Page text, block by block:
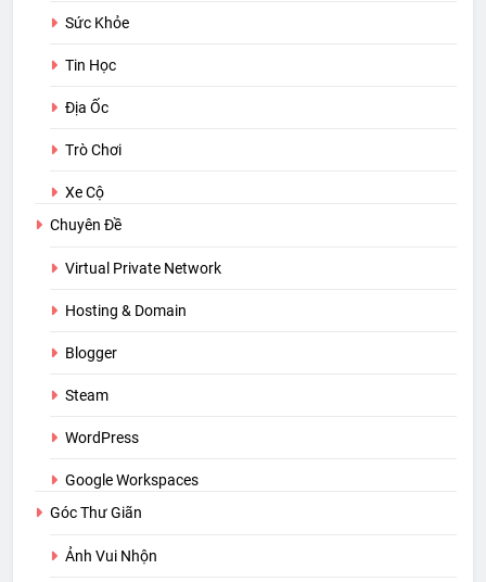
Sức Khỏe
Tin Học
Địa Ốc
Trò Chơi
Xe Cộ
Chuyên Đề
Virtual Private Network
Hosting & Domain
Blogger
Steam
WordPress
Google Workspaces
Góc Thư Giãn
Ảnh Vui Nhộn